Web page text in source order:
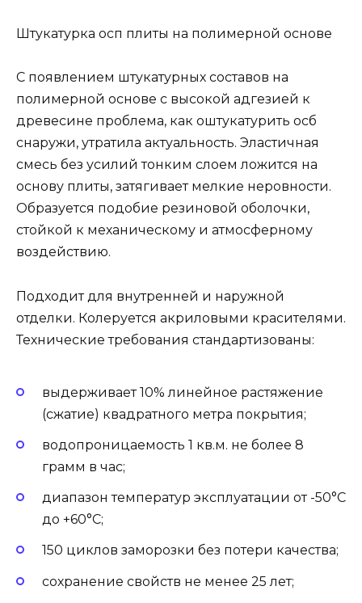
Штукатурка осп плиты на полимерной основе
С появлением штукатурных составов на
полимерной основе с высокой адгезией к
древесине проблема, как оштукатурить осб
снаружи, утратила актуальность. Эластичная
смесь без усилий тонким слоем ложится на
основу плиты, затягивает мелкие неровности.
Образуется подобие резиновой оболочки,
стойкой к механическому и атмосферному
воздействию.
Подходит для внутренней и наружной
отделки. Колеруется акриловыми красителями.
Технические требования стандартизованы:
выдерживает 10% линейное растяжение
(сжатие) квадратного метра покрытия;
водопроницаемость 1 кв.м. не более 8
грамм в час;
диапазон температур эксплуатации от -50°C
до +60°C;
150 циклов заморозки без потери качества;
сохранение свойств не менее 25 лет;